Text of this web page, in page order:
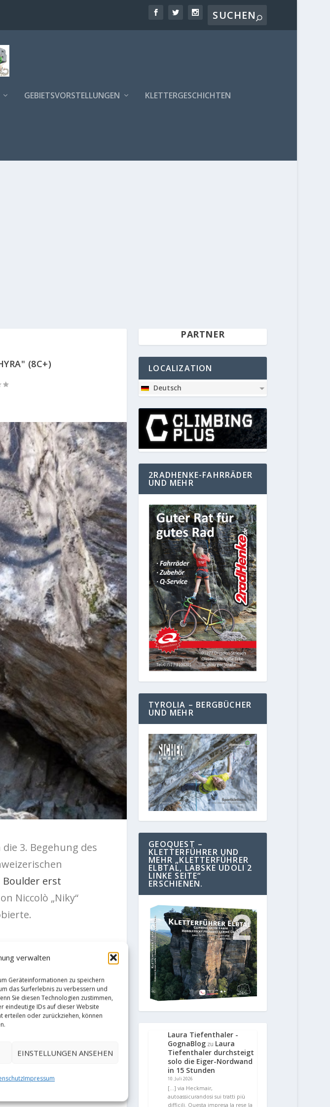
verwalten
Geräteinformationen zu speichern
das Surferlebnis zu verbessern und
Sie diesen Technologien zustimmen,
eindeutige IDs auf dieser Website
erteilen oder zurückziehen, können
EINSTELLUNGEN ANSEHEN
Impressum
GEBIETSVORSTELLUNGEN KLETTERGESCHICHTEN
(8C+)
3. Begehung des
Boulder erst
Niccolò „Niky“
Erstbegehung
PARTNER
LOCALIZATION
Deutsch
2RADHENKE-FAHRRÄDER
UND MEHR
TYROLIA – BERGBÜCHER
UND MEHR
GEOQUEST –
KLETTERFÜHRER UND
MEHR „KLETTERFÜHRER
ELBTAL, LABSKE UDOLI 2
LINKE SEITE“
ERSCHIENEN.
Laura Tiefenthaler -
GognaBlog zu Laura
Tiefenthaler durchsteigt
solo die Eiger-Nordwand
in 15 Stunden
10. Juli 2026
[…] via Heckmair,
autoassicurandosi sui tratti più
difficili. Questa impresa la rese la